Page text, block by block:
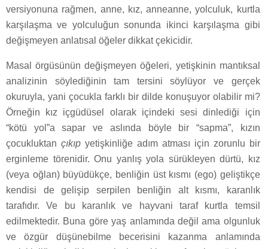
versiyonuna rağmen, anne, kız, anneanne, yolculuk, kurtla
karşılaşma ve yolculuğun sonunda ikinci karşılaşma gibi
değişmeyen anlatısal öğeler dikkat çekicidir.
Masal örgüsünün değişmeyen öğeleri, yetişkinin mantıksal
analizinin söylediğinin tam tersini söylüyor ve gerçek
okuruyla, yani çocukla farklı bir dilde konuşuyor olabilir mi?
Örneğin kız içgüdüsel olarak içindeki sesi dinlediği için
“kötü yol”a sapar ve aslında böyle bir “sapma”, kızın
çocukluktan çıkıp yetişkinliğe adım atması için zorunlu bir
erginleme törenidir. Onu yanlış yola sürükleyen dürtü, kız
(veya oğlan) büyüdükçe, benliğin üst kısmı (ego) geliştikçe
kendisi de gelişip serpilen benliğin alt kısmı, karanlık
tarafıdır. Ve bu karanlık ve hayvani taraf kurtla temsil
edilmektedir. Buna göre yaş anlamında değil ama olgunluk
ve özgür düşünebilme becerisini kazanma anlamında